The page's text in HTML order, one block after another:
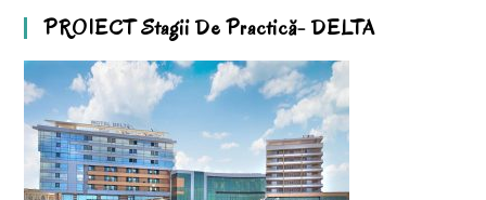
PROIECT Stagii De Practică- DELTA